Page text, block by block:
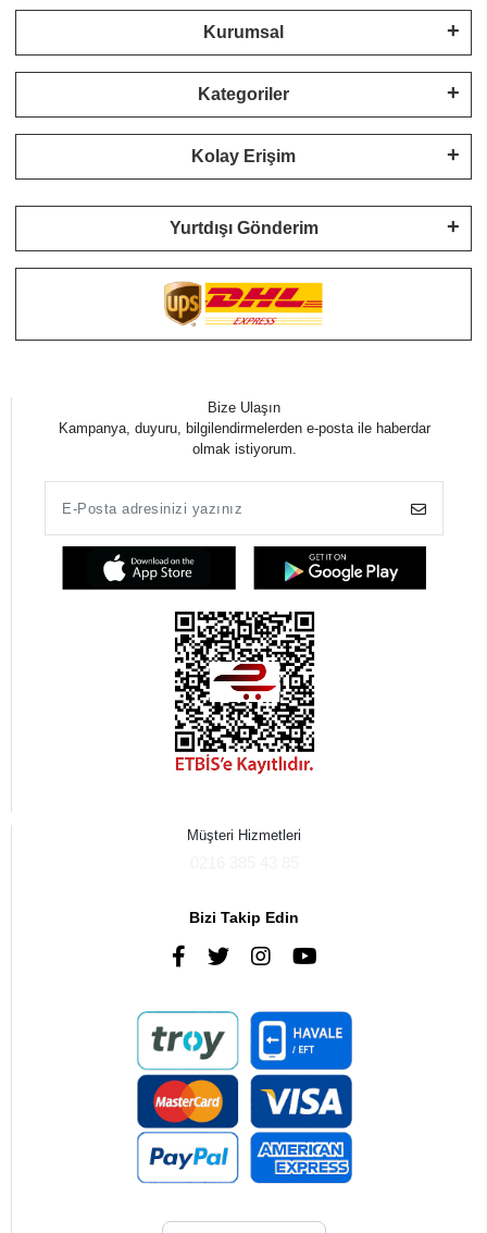
Kurumsal
Kategoriler
Kolay Erişim
Yurtdışı Gönderim
Bize Ulaşın
Kampanya, duyuru, bilgilendirmelerden e-posta ile haberdar
olmak istiyorum.
Müşteri Hizmetleri
Bizi Takip Edin